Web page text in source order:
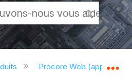
réduire la hiérarchie
Procore Web